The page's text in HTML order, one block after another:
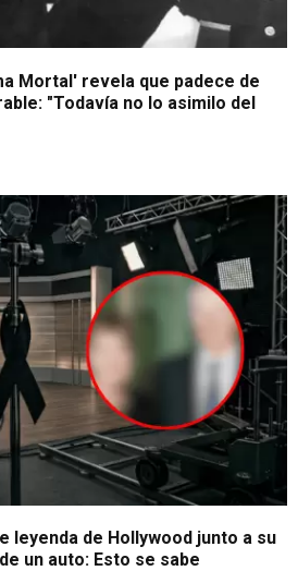
Mortal' revela que padece de
"Todavía no lo asimilo del
leyenda de Hollywood junto a su
un auto: Esto se sabe